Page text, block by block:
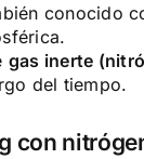
conocido
gas inerte
del tiempo.
con